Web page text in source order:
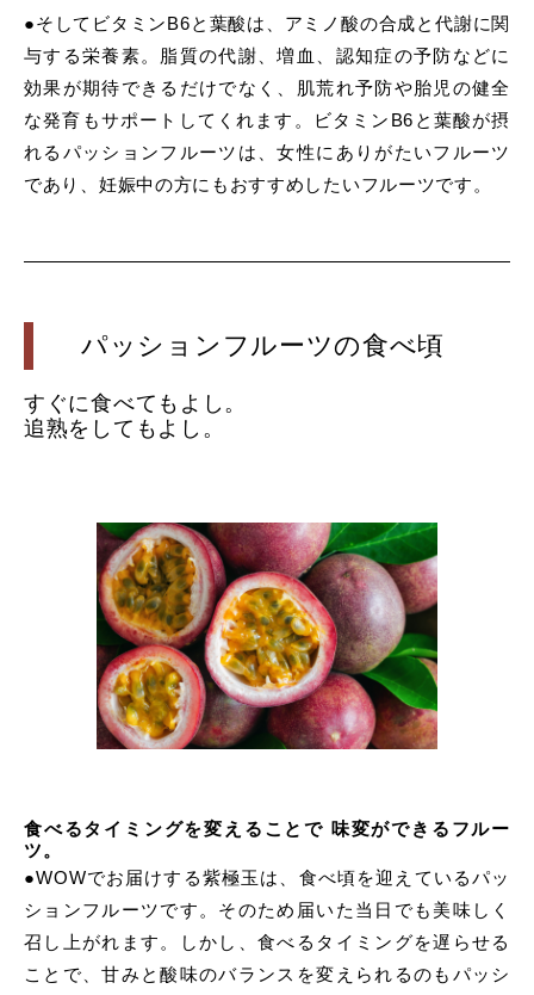
●そしてビタミンB6と葉酸は、アミノ酸の合成と代謝に関
与する栄養素。脂質の代謝、増血、認知症の予防などに
効果が期待できるだけでなく、肌荒れ予防や胎児の健全
な発育もサポートしてくれます。ビタミンB6と葉酸が摂
れるパッションフルーツは、女性にありがたいフルーツ
であり、妊娠中の方にもおすすめしたいフルーツです。
パッションフルーツの食べ頃
すぐに食べてもよし。
追熟をしてもよし。
食べるタイミングを変えることで 味変ができるフルー
ツ。
●WOWでお届けする紫極玉は、食べ頃を迎えているパッ
ションフルーツです。そのため届いた当日でも美味しく
召し上がれます。しかし、食べるタイミングを遅らせる
ことで、甘みと酸味のバランスを変えられるのもパッシ